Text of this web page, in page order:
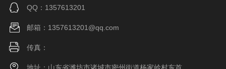
QQ：1357613201
邮箱：1357613201@qq.com
传真：